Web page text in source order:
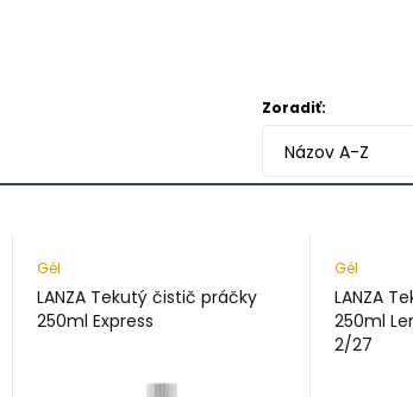
Zoradiť:
Názov A-Z
Gél
LANZA Tekutý čistič práčky
250ml Express
Gél
LANZA
250ml
2/27